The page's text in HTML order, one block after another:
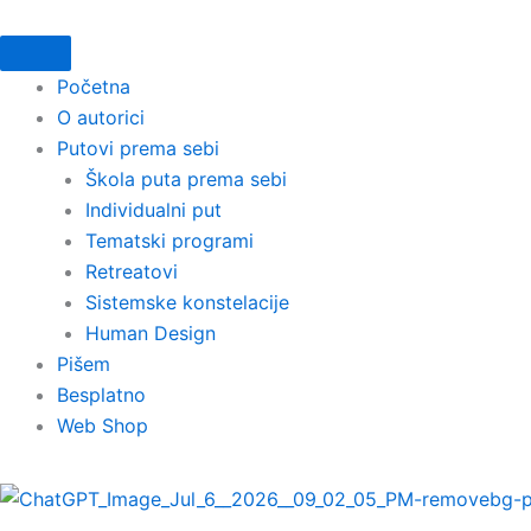
to
contentPočetna
O autorici
Putovi prema sebi
Škola puta prema sebi
Individualni put
Tematski programi
Retreatovi
Sistemske konstelacije
Human Design
Pišem
Besplatno
Web Shop